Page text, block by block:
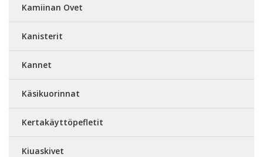
Kamiinan Ovet
Kanisterit
Kannet
Käsikuorinnat
Kertakäyttöpefletit
Kiuaskivet